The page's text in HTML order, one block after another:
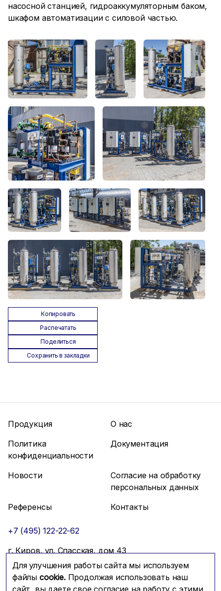
насосной станцией, гидроаккумуляторным баком,
шкафом автоматизации с силовой частью.
Копировать
Распечатать
Поделиться
Сохранить в закладки
Для улучшения работы сайта мы используем
файлы cookie.Продолжая использовать наш
сайт, вы даете свое согласие на работу с этими
Продукция
О нас
Политика
конфиденциальности
Документация
Новости
Согласие на обработку
персональных данных
Референсы
Контакты
+7 (495) 122-22-62
г. Киров, ул. Спасская, дом 43
info@mfmc.ru
Связаться с нами